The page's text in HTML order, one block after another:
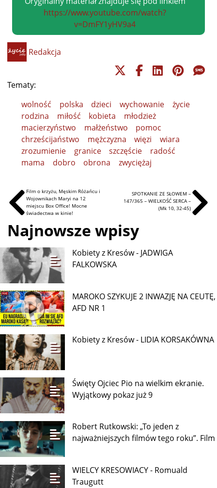
https://www.youtube.com/watch?
v=DmFY1yHV9a4
Redakcja
Tematy:
wolność
polska dzieci wychowanie
życie
rodzina
miłość kobieta
młodzież
macierzyństwo
małżeństwo
pomoc
chrześcijaństwo
mężczyzna więzi
wiara
zrozumienie
granice szczęście
radość
mama
dobro obrona zwyciężaj
Film o krzyżu, Męskim Różańcu i
Wojownikach Maryi na 12
miejscu Box Office! Mocne
świadectwa w kinie!
SPOTKANIE ZE SŁOWEM –
147/365 – WIELKOŚĆ SERCA –
(Mk 10, 32-45)
Najnowsze wpisy
Kobiety z Kresów - JADWIGA
FALKOWSKA
MAROKO SZYKUJE 2 INWAZJĘ NA CEUTĘ,
AFD NR 1
Kobiety z Kresów - LIDIA KORSAKÓWNA
Święty Ojciec Pio na wielkim ekranie.
Wyjątkowy pokaz już 9
Robert Rutkowski: „To jeden z
najważniejszych filmów tego roku”. Film
WIELCY KRESOWIACY - Romuald
Traugutt